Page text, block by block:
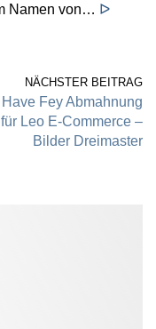
Namen von… ᐅ
NÄCHSTER BEITRAG
Fey Abmahnung
für Leo E-Commerce –
Bilder Dreimaster